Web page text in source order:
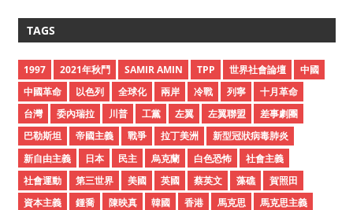
h
v
e
s
TAGS
1997 2021年秋鬥 SAMIR AMIN TPP 世界社會論壇
中國
中國革命
以色列 全球化 兩岸 冷戰 列寧
十月革命
台灣
委內瑞拉 川普 工黨 左翼 左翼聯盟
差事劇團
巴勒斯坦
帝國主義 戰爭 拉丁美洲
新型冠狀病毒肺炎
新自由主義
日本 民主 烏克蘭 白色恐怖
社會主義
社會運動
第三世界 美國 英國 蔡英文 藻礁
賀照田
資本主義
鍾喬 陳映真 韓國 香港 馬克思 馬克思主義